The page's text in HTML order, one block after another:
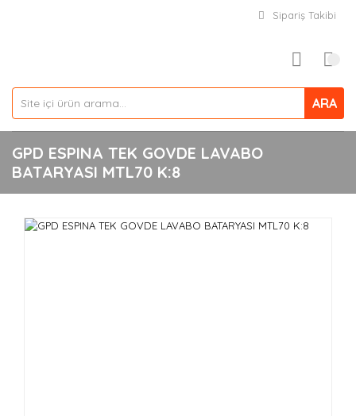
Sipariş Takibi
ARA
GPD ESPINA TEK GOVDE LAVABO
BATARYASI MTL70 K:8